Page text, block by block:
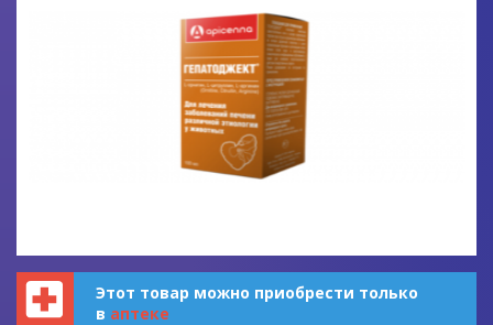
Этот товар можно приобрести только
в аптеке